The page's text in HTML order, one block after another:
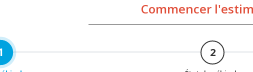
Commencer
2